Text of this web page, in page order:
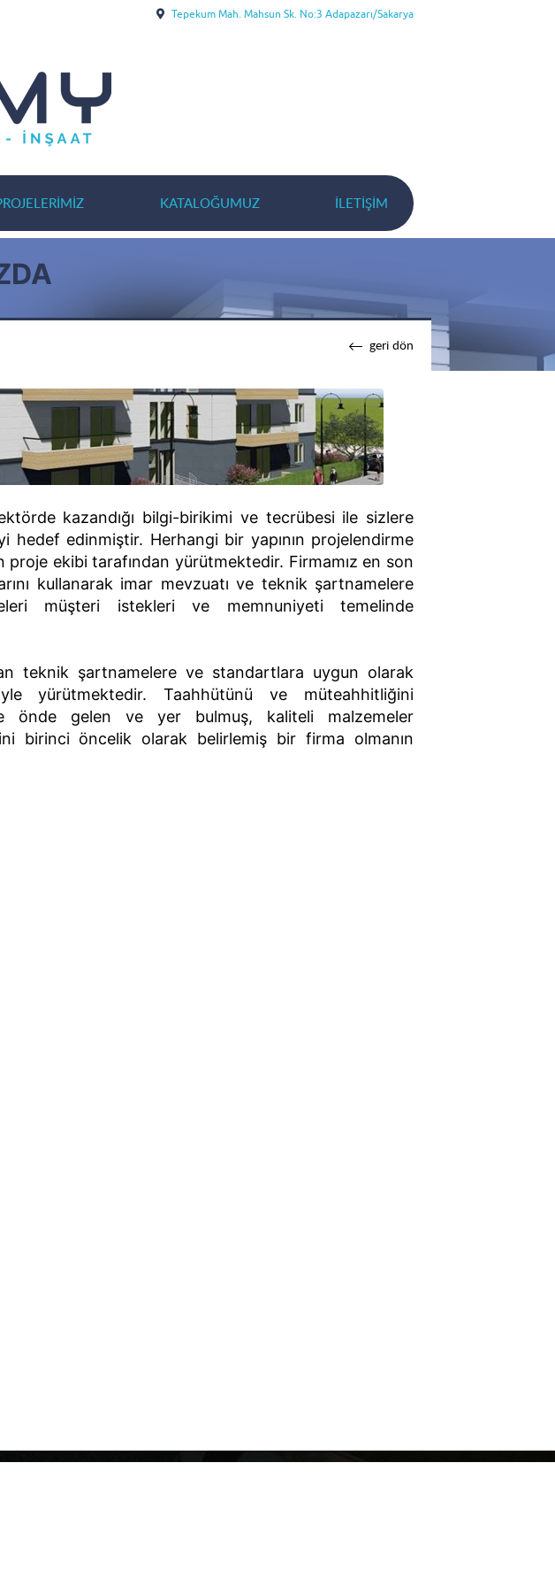
Tepekum Mah. Mahsun Sk. No:3 Adapazarı/Sakarya
KATALOĞUMUZ İLETIŞIM
geri dön
kazandığı bilgi-birikimi ve tecrübesi ile sizlere
hedef edinmiştir. Herhangi bir yapının projelendirme
proje ekibi tarafından yürütmektedir. Firmamız en son
kullanarak imar mevzuatı ve teknik şartnamelere
müşteri istekleri ve memnuniyeti temelinde
teknik şartnamelere ve standartlara uygun olarak
yürütmektedir. Taahhütünü ve müteahhitliğini
önde gelen ve yer bulmuş, kaliteli malzemeler
birinci öncelik olarak belirlemiş bir firma olmanın